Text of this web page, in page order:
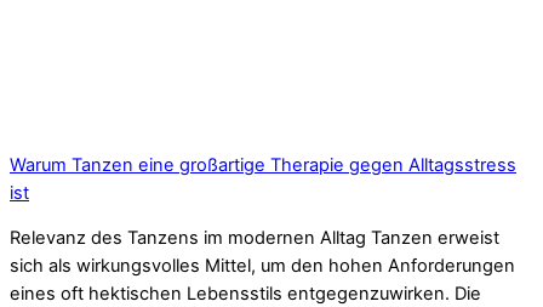
Warum Tanzen eine großartige Therapie gegen Alltagsstress
ist
Relevanz des Tanzens im modernen Alltag Tanzen erweist
sich als wirkungsvolles Mittel, um den hohen Anforderungen
eines oft hektischen Lebensstils entgegenzuwirken. Die